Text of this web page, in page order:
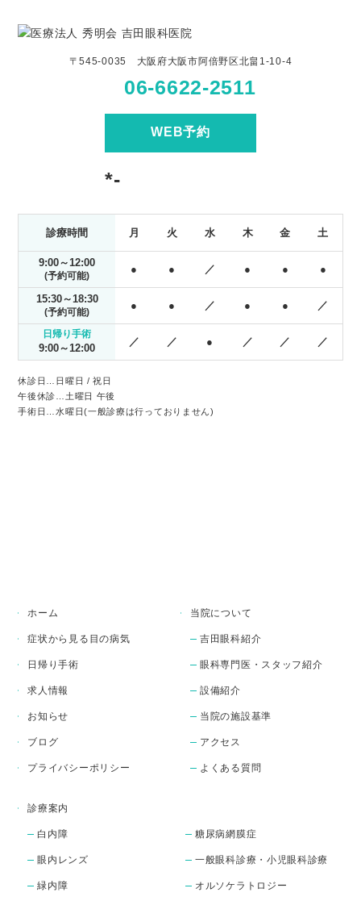
できるため、経過観察のた
めの通院はありますが、日
向き合っています。患者様
る環境づくりに努めていま
す。
悩みの方に向けた新しい選
クミニ点眼液」の処方・取
り扱いを開始いたしまし
眼瞼下垂の治療といえば
「まぶたを切る手術」が一
したい」という患者様のた
めに、切らない点眼加療の
選択肢もご用意しておりま
▼ このようなまぶたのお
悩みはありませんか？
最近まぶたが重く、目が開
けにくい
まぶたが下がって視界が狭
るが、手術は避けたい
る最新の保存的治療まで、
患者様お一人おひとりの症
をご提案いたします。
※本剤の処方には医師によ
※自由診療（保険外診療）
説明いたします。
にお悩みの方は、どうぞお
気軽に当院へご相談くださ
〒545-0035 大阪府大阪市阿倍野区北畠1-10-4
06-6622-2511
WEB予約
*-
診療時間 月 火 水 木 金 土
9:00～12:00
(予約可能)
● ● ／ ● ● ●
15:30～18:30
(予約可能)
● ● ／ ● ● ／
日帰り手術
9:00～12:00
／ ／ ● ／ ／ ／
休診日…日曜日 / 祝日
午後休診…土曜日 午後
手術日…水曜日(一般診療は行っておりません)
ホーム
症状から見る目の病気
日帰り手術
求人情報
お知らせ
ブログ
プライバシーポリシー
当院について
吉田眼科紹介
眼科専門医・スタッフ紹介
設備紹介
当院の施設基準
アクセス
よくある質問
診療案内
白内障
眼内レンズ
緑内障
糖尿病網膜症
一般眼科診療・小児眼科診療
オルソケラトロジー